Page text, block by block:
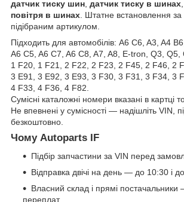
датчик тиску шин, датчик тиску в шинах,
повітря в шинах. Штатне встановлення
підібраним артикулом.
Підходить для автомобілів: A6 C6, A3, A4
A6 C5, A6 C7, A6 C8, A7, A8, E-tron, Q3, Q5,
1 F20, 1 F21, 2 F22, 2 F23, 2 F45, 2 F46, 2
3 E91, 3 E92, 3 E93, 3 F30, 3 F31, 3 F34, 3
4 F33, 4 F36, 4 F82.
Сумісні каталожні номери вказані в картці
Не впевнені у сумісності — надішліть VIN,
безкоштовно.
Чому Autoparts IF
Підбір запчастини за VIN перед
Відправка двічі на день — до 10:30 і
Власний склад і прямі постачальники
переплат